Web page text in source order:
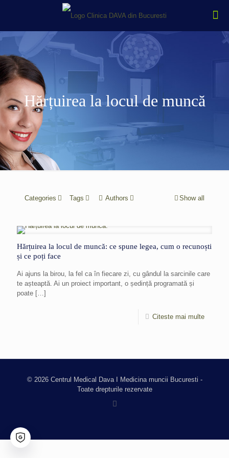
Hărțuirea la locul de muncă
Categories Tags Authors Show all
Hărțuirea la locul de muncă: ce spune legea, cum o recunoști
și ce poți face
Ai ajuns la birou, la fel ca în fiecare zi, cu gândul la sarcinile care
te așteaptă. Ai un proiect important, o ședință programată și
poate […]
Citeste mai multe
© 2026 Centrul Medical Dava I Medicina muncii Bucuresti -
Toate drepturile rezervate